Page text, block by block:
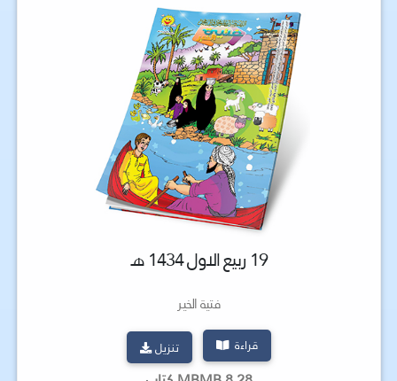
19 ربيع الاول 1434 هـ
فتية الخير
قراءة تنزيل